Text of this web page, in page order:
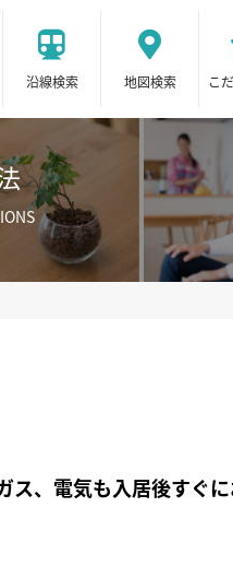
沿線検索 地図検索 こ
、電気も入居後すぐ